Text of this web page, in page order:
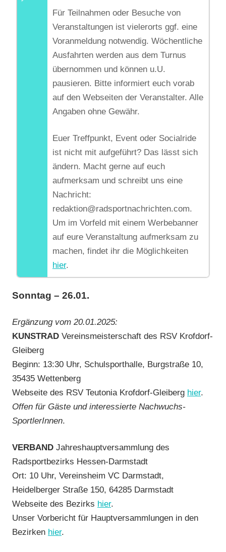
Für Teilnahmen oder Besuche von
Veranstaltungen ist vielerorts ggf. eine
Voranmeldung notwendig. Wöchentliche
Ausfahrten werden aus dem Turnus
übernommen und können u.U.
pausieren. Bitte informiert euch vorab
auf den Webseiten der Veranstalter. Alle
Angaben ohne Gewähr.
Euer Treffpunkt, Event oder Socialride
ist nicht mit aufgeführt? Das lässt sich
ändern. Macht gerne auf euch
aufmerksam und schreibt uns eine
Nachricht:
redaktion@radsportnachrichten.com.
Um im Vorfeld mit einem Werbebanner
auf eure Veranstaltung aufmerksam zu
machen, findet ihr die Möglichkeiten
hier.
Sonntag – 26.01.
Ergänzung vom 20.01.2025:
KUNSTRAD Vereinsmeisterschaft des RSV Krofdorf-
Gleiberg
Beginn: 13:30 Uhr, Schulsporthalle, Burgstraße 10,
35435 Wettenberg
Webseite des RSV Teutonia Krofdorf-Gleiberg hier.
Offen für Gäste und interessierte Nachwuchs-
SportlerInnen.
VERBAND Jahreshauptversammlung des
Radsportbezirks Hessen-Darmstadt
Ort: 10 Uhr, Vereinsheim VC Darmstadt,
Heidelberger Straße 150, 64285 Darmstadt
Webseite des Bezirks hier.
Unser Vorbericht für Hauptversammlungen in den
Bezirken hier.